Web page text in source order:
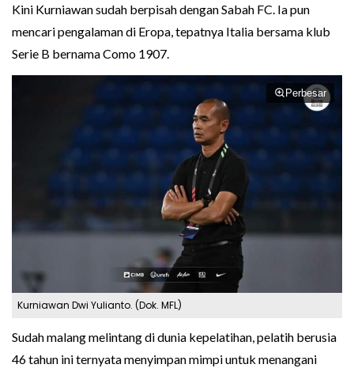
Kini Kurniawan sudah berpisah dengan Sabah FC. Ia pun
mencari pengalaman di Eropa, tepatnya Italia bersama klub
Serie B bernama Como 1907.
Perbesar
Kurniawan Dwi Yulianto. (Dok. MFL)
Sudah malang melintang di dunia kepelatihan, pelatih berusia
46 tahun ini ternyata menyimpan mimpi untuk menangani